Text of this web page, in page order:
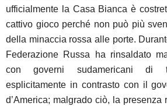
ufficialmente la Casa Bianca è
cattivo gioco perché non può più
della minaccia rossa alle porte.
Federazione Russa ha rinsaldato
con governi sudamericani di
esplicitamente in contrasto con il
d’America; malgrado ciò, la presenza